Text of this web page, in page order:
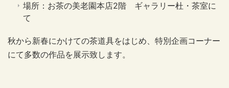
場所：お茶の美老園本店2階 ギャラリー杜・茶室に
て
秋から新春にかけての茶道具をはじめ、特別企画コーナー
にて多数の作品を展示致します。